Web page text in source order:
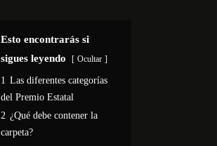
Esto encontrarás si
sigues leyendo
Ocultar
1 Las diferentes categorías
del Premio Estatal
2 ¿Qué debe contener la
carpeta?